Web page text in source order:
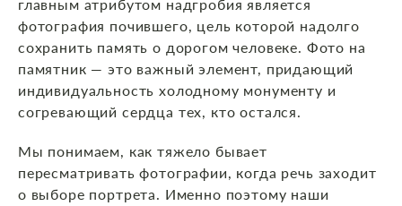
главным атрибутом надгробия является
фотография почившего, цель которой надолго
сохранить память о дорогом человеке. Фото на
памятник — это важный элемент, придающий
индивидуальность холодному монументу и
согревающий сердца тех, кто остался.
Мы понимаем, как тяжело бывает
пересматривать фотографии, когда речь заходит
о выборе портрета. Именно поэтому наши